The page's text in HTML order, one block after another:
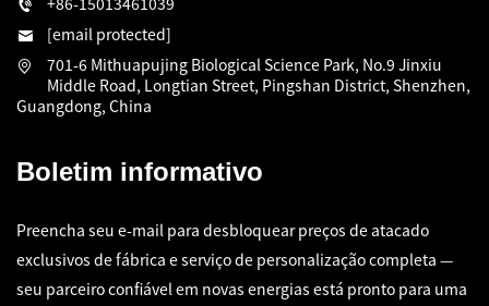
[email protected]
701-6 Mithuapujing Biological Science Park, No.9 Jinxiu
Middle Road, Longtian Street, Pingshan District, Shenzhen,
Guangdong, China
Boletim informativo
Preencha seu e-mail para desbloquear preços de atacado
exclusivos de fábrica e serviço de personalização completa —
seu parceiro confiável em novas energias está pronto para uma